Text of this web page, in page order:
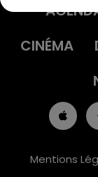
CINÉMA
Mentions